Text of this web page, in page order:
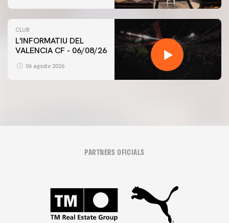
CLUB
L'INFORMATIU DEL
VALENCIA CF - 06/08/26
06 agosto 2026
PARTNERS OFICIALS